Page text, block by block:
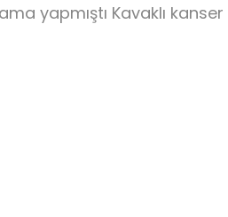
yapmıştı Kavaklı kanser